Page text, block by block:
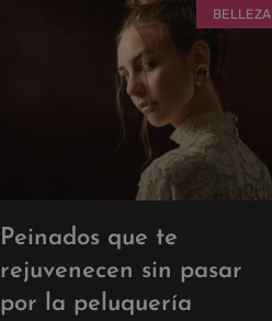
BELLEZA
Peinados que te
rejuvenecen sin pasar
por la peluquería